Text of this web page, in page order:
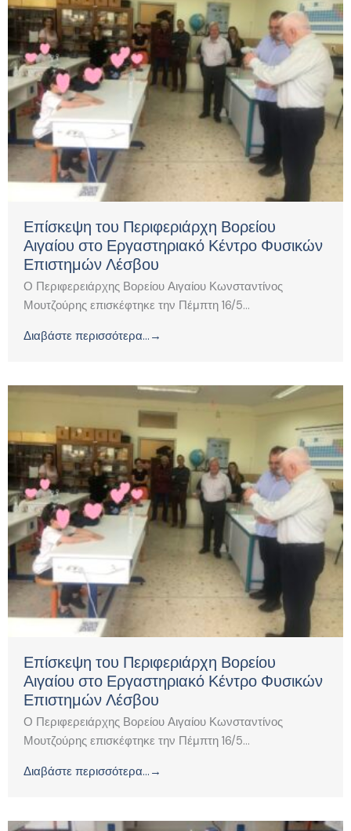
Επίσκεψη του Περιφεριάρχη Βορείου
Αιγαίου στο Εργαστηριακό Κέντρο Φυσικών
Επιστημών Λέσβου
Ο Περιφερειάρχης Βορείου Αιγαίου Κωνσταντίνος
Μουτζούρης επισκέφτηκε την Πέμπτη 16/5...
Διαβάστε περισσότερα...→
Επίσκεψη του Περιφεριάρχη Βορείου
Αιγαίου στο Εργαστηριακό Κέντρο Φυσικών
Επιστημών Λέσβου
Ο Περιφερειάρχης Βορείου Αιγαίου Κωνσταντίνος
Μουτζούρης επισκέφτηκε την Πέμπτη 16/5...
Διαβάστε περισσότερα...→